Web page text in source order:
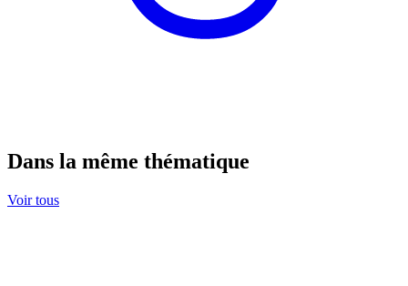
Dans la même thématique
Voir tous